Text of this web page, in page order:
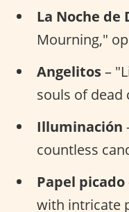
La Noche de
Mourning,"
Angelitos–
souls of dead
Illuminación
countless
Papel picado
with intricate